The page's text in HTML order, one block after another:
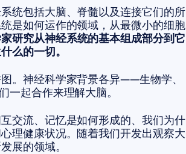
统包括大脑、脊髓以及连接它们的所
是如何运作的领域，从最微小的细胞
研究从神经系统的基本组成部分到它
么的一切。
。神经科学家背景各异——生物学、
起合作来理解大脑。
交流、记忆是如何形成的、我们为什
理健康状况。随着我们开发出观察大
展的领域。